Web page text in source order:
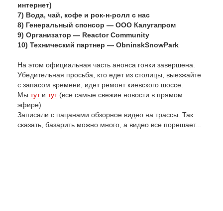
интернет)
7) Вода, чай, кофе и рок-н-ролл с нас
8) Генеральный спонсор — ООО Калугапром
9) Организатор — Reactor Community
10) Технический партнер — ObninskSnowPark
На этом официальная часть анонса гонки завершена.
Убедительная просьба, кто едет из столицы, выезжайте
с запасом времени, идет ремонт киевского шоссе.
Мы тут и тут(все самые свежие новости в прямом
эфире).
Записали с пацанами обзорное видео на трассы. Так
сказать, базарить можно много, а видео все порешает...